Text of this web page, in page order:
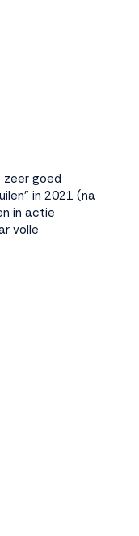
zeer goed
in 2021 (na
in actie
volle